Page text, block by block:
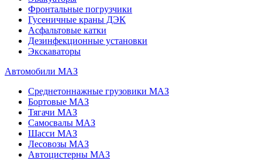
Фронтальные погрузчики
Гусеничные краны ДЭК
Асфальтовые катки
Дезинфекционные установки
Экскаваторы
Автомобили МАЗ
Среднетоннажные грузовики МАЗ
Бортовые МАЗ
Тягачи МАЗ
Самосвалы МАЗ
Шасси МАЗ
Лесовозы МАЗ
Автоцистерны МАЗ